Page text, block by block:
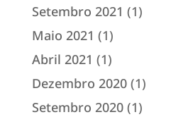
Setembro 2021 (1)
Maio 2021 (1)
Abril 2021 (1)
Dezembro 2020(1)
Setembro 2020(1)